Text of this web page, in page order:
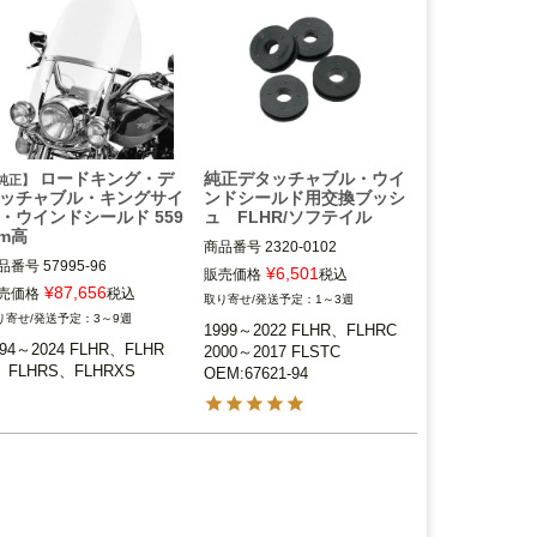
とは併用不可。
Davidson（ハーレー ダ
ドソン）
正】
ロードキング・デ
チャブル・キングサイ
ウインドシールド 559
高
番号 57995-96
～2024 FLHR、FLHRC、
、FLHRXSはマウン
ィングハードウェアキット
Davidson（ハーレー ダ
価格 ¥87,656税込
3～9週
～2024 FLHR、FLHR
FLHRS、FLHRXS
純正デタッチャブル・ウイ
ンドシールド用交換ブッシ
ュ FLHR/ソフテイル
商品番号2320-0102
1999～2022 FLHR、FLHRC
2000～2017 FLSTC
Drag Specialties（ドラッグス
ペシャリティーズ）
販売価格 ¥6,501税込
1～3週
1999～2022 FLHR、FLHRC
2000～2017 FLSTC
OEM:67621-94